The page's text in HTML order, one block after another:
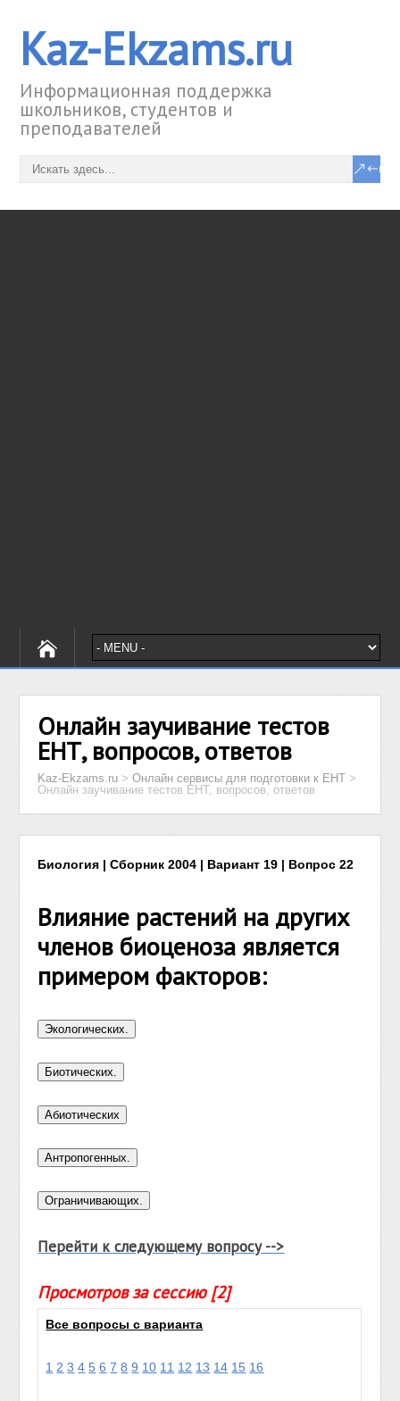
Kaz-Ekzams.ru
Информационная поддержка
школьников, студентов и
преподавателей
Онлайн заучивание тестов
ЕНТ, вопросов, ответов
Kaz-Ekzams.ru >Онлайн сервисы для подготовки к ЕНТ >
Онлайн заучивание тестов ЕНТ, вопросов, ответов
Биология | Сборник 2004 | Вариант 19 | Вопрос 22
Влияние растений на других
членов биоценоза является
примером факторов:
Перейти к следующему вопросу -->
Просмотров за сессию [2]
Все вопросы с варианта
1 2 3 4 5 6 7 8 9 10 11 12 13 14 15 16